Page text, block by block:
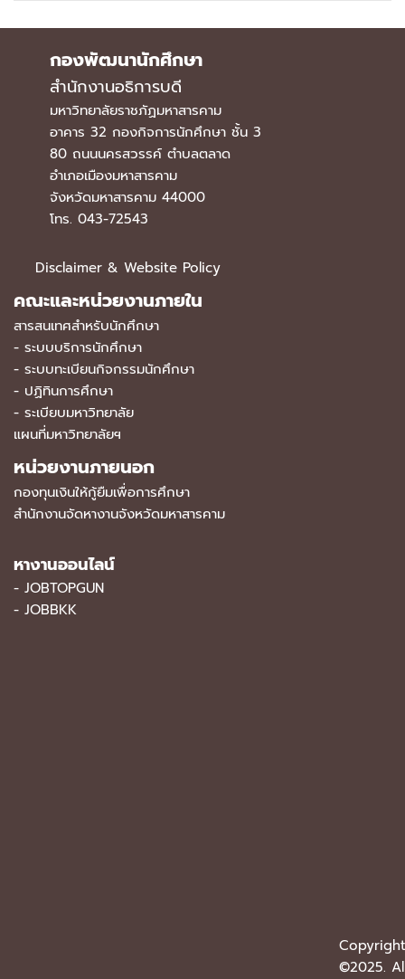
กองพัฒนานักศึกษา
สำนักงานอธิการบดี
มหาวิทยาลัยราชภัฏมหาสารคาม
อาคาร 32 กองกิจการนักศึกษา ชั้น 3
80 ถนนนครสวรรค์ ตำบลตลาด
อำเภอเมืองมหาสารคาม
จังหวัดมหาสารคาม 44000
โทร. 043-72543
Disclaimer & Website Policy
คณะและหน่วยงานภายใน
สารสนเทศสำหรับนักศึกษา
- ระบบบริการนักศึกษา
- ระบบทะเบียนกิจกรรมนักศึกษา
- ปฏิทินการศึกษา
- ระเบียบมหาวิทยาลัย
แผนที่มหาวิทยาลัยฯ
หน่วยงานภายนอก
กองทุนเงินให้กู้ยืมเพื่อการศึกษา
สำนักงานจัดหางานจังหวัดมหาสารคาม
หางานออนไลน์
- JOBTOPGUN
- JOBBKK
Copyright
©2025.